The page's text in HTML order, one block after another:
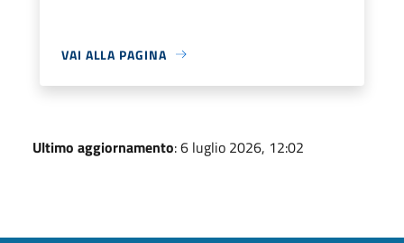
VAI ALLA PAGINA
Ultimo aggiornamento: 6 luglio 2026, 12:02